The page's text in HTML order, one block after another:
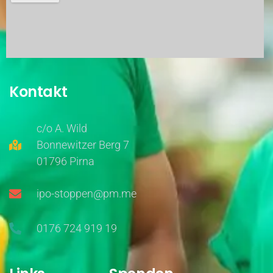
Kontakt
c/o A. Wild
Bonnewitzer Berg 7
01796 Pirna
ipo-stoppen@pm.me
0176 724 919 19